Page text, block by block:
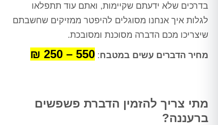
בדרכים שלא ידעתם שקיימות, ואתם עוד תתפלאו
לגלות איך אנחנו מסוגלים להיפטר ממזיקים שחשבתם
שיצריכו מכם הדברה מסוכנת ומסובכת.
מחיר הדברים עשים במטבח:
550 – 250 ₪
מתי צריך להזמין הדברת פשפשים
ברעננה?